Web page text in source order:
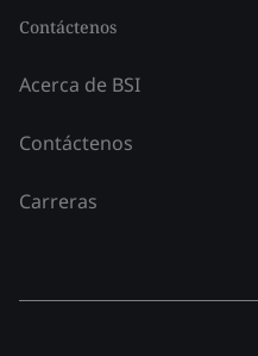
Contáctenos
Acerca de BSI
Contáctenos
Carreras